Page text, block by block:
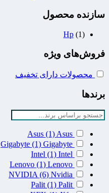
سازنده محصول
Hp (1)
فروش‌های ویژه
محصولات دارای تخفیف
برندها
Asus (1) Asus
Gigabyte (1) Gigabyte
Intel (1) Intel
Lenovo (1) Lenovo
NVIDIA (6) Nvidia
Palit (1) Palit